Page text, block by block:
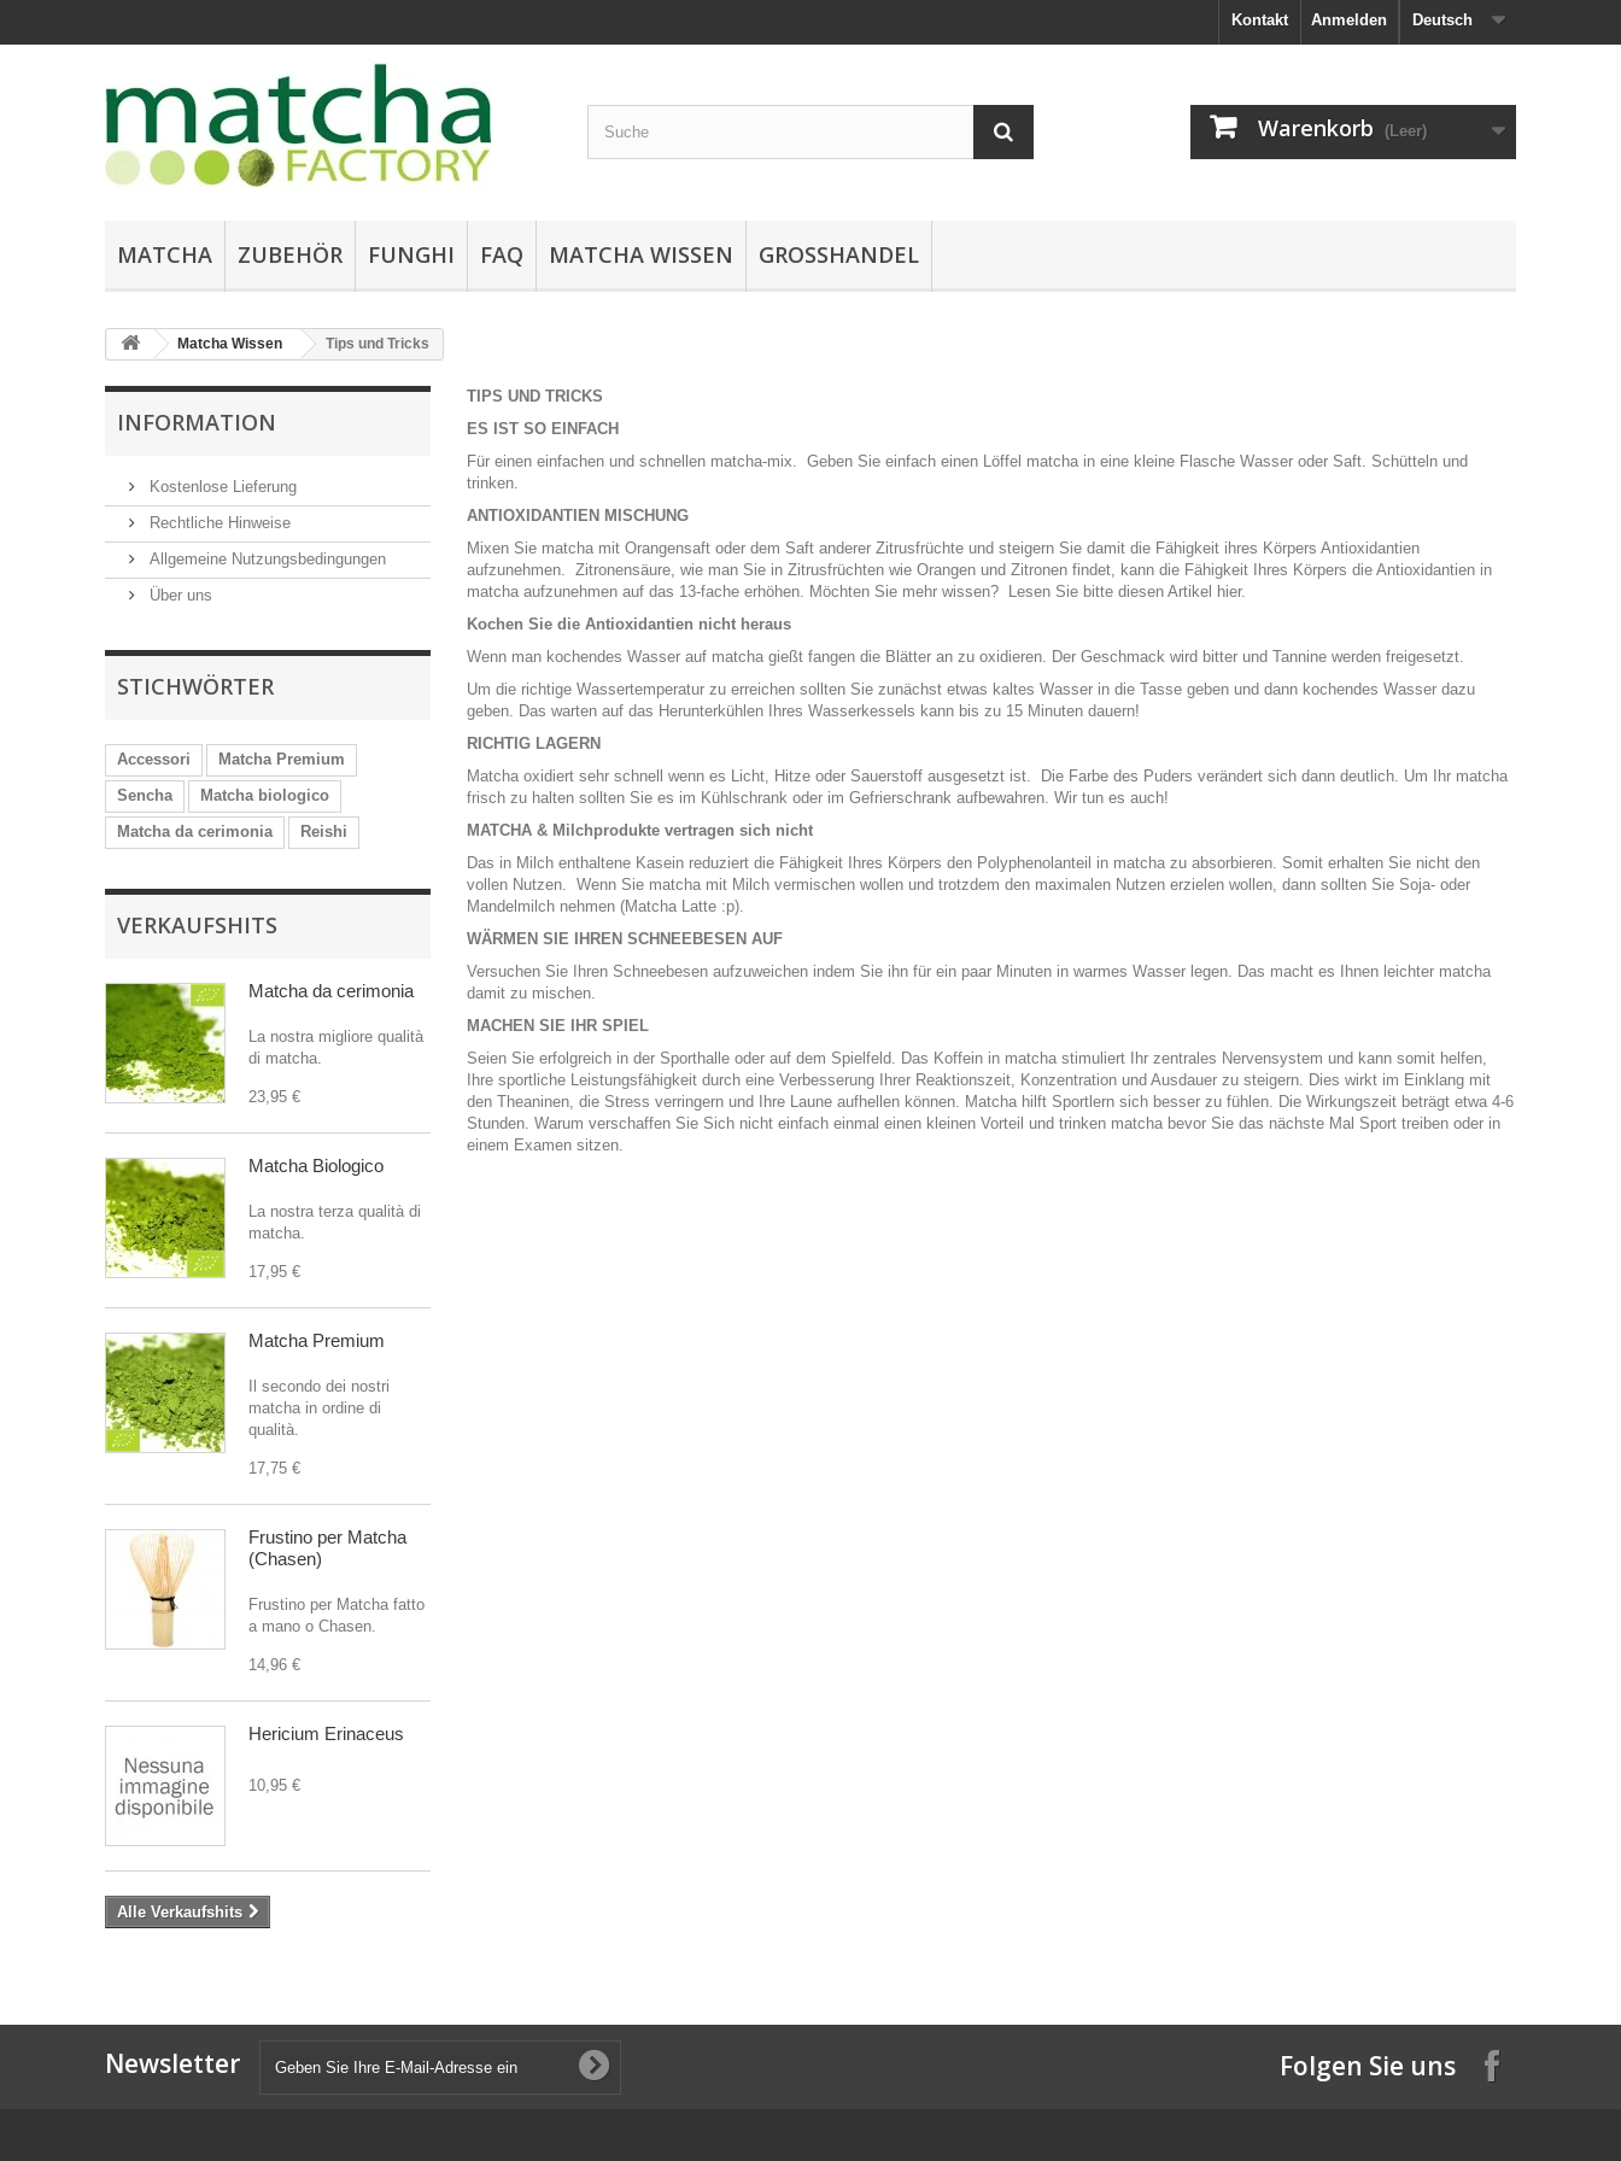
Deutsch
Anmelden
Kontakt
Warenkorb (Leer)
MATCHA ZUBEHÖR FUNGHI FAQ MATCHA WISSEN GROSSHANDEL
Matcha Wissen Tips und Tricks
INFORMATION
Kostenlose Lieferung
Rechtliche Hinweise
Allgemeine Nutzungsbedingungen
Über uns
STICHWÖRTER
Accessori
Matcha Premium
Sencha
Matcha biologico
Matcha da cerimonia
Reishi
VERKAUFSHITS
Matcha da cerimonia
La nostra migliore qualità
di matcha.
23,95 €
Matcha Biologico
La nostra terza qualità di
matcha.
17,95 €
Matcha Premium
Il secondo dei nostri
matcha in ordine di
qualità.
17,75 €
Frustino per Matcha
(Chasen)
Frustino per Matcha fatto
a mano o Chasen.
14,96 €
Hericium Erinaceus
10,95 €
Alle Verkaufshits
TIPS UND TRICKS
ES IST SO EINFACH
Für einen einfachen und schnellen matcha-mix. Geben Sie einfach einen Löffel matcha in eine kleine Flasche Wasser oder Saft. Schütteln und
trinken.
ANTIOXIDANTIEN MISCHUNG
Mixen Sie matcha mit Orangensaft oder dem Saft anderer Zitrusfrüchte und steigern Sie damit die Fähigkeit ihres Körpers Antioxidantien
aufzunehmen. Zitronensäure, wie man Sie in Zitrusfrüchten wie Orangen und Zitronen findet, kann die Fähigkeit Ihres Körpers die Antioxidantien in
matcha aufzunehmen auf das 13-fache erhöhen. Möchten Sie mehr wissen? Lesen Sie bitte diesen Artikel hier.
Kochen Sie die Antioxidantien nicht heraus
Wenn man kochendes Wasser auf matcha gießt fangen die Blätter an zu oxidieren. Der Geschmack wird bitter und Tannine werden freigesetzt.
Um die richtige Wassertemperatur zu erreichen sollten Sie zunächst etwas kaltes Wasser in die Tasse geben und dann kochendes Wasser dazu
geben. Das warten auf das Herunterkühlen Ihres Wasserkessels kann bis zu 15 Minuten dauern!
RICHTIG LAGERN
Matcha oxidiert sehr schnell wenn es Licht, Hitze oder Sauerstoff ausgesetzt ist. Die Farbe des Puders verändert sich dann deutlich. Um Ihr matcha
frisch zu halten sollten Sie es im Kühlschrank oder im Gefrierschrank aufbewahren. Wir tun es auch!
MATCHA & Milchprodukte vertragen sich nicht
Das in Milch enthaltene Kasein reduziert die Fähigkeit Ihres Körpers den Polyphenolanteil in matcha zu absorbieren. Somit erhalten Sie nicht den
vollen Nutzen. Wenn Sie matcha mit Milch vermischen wollen und trotzdem den maximalen Nutzen erzielen wollen, dann sollten Sie Soja- oder
Mandelmilch nehmen (Matcha Latte :p).
WÄRMEN SIE IHREN SCHNEEBESEN AUF
Versuchen Sie Ihren Schneebesen aufzuweichen indem Sie ihn für ein paar Minuten in warmes Wasser legen. Das macht es Ihnen leichter matcha
damit zu mischen.
MACHEN SIE IHR SPIEL
Seien Sie erfolgreich in der Sporthalle oder auf dem Spielfeld. Das Koffein in matcha stimuliert Ihr zentrales Nervensystem und kann somit helfen,
Ihre sportliche Leistungsfähigkeit durch eine Verbesserung Ihrer Reaktionszeit, Konzentration und Ausdauer zu steigern. Dies wirkt im Einklang mit
den Theaninen, die Stress verringern und Ihre Laune aufhellen können. Matcha hilft Sportlern sich besser zu fühlen. Die Wirkungszeit beträgt etwa 4-6
Stunden. Warum verschaffen Sie Sich nicht einfach einmal einen kleinen Vorteil und trinken matcha bevor Sie das nächste Mal Sport treiben oder in
einem Examen sitzen.
Newsletter Folgen Sie uns